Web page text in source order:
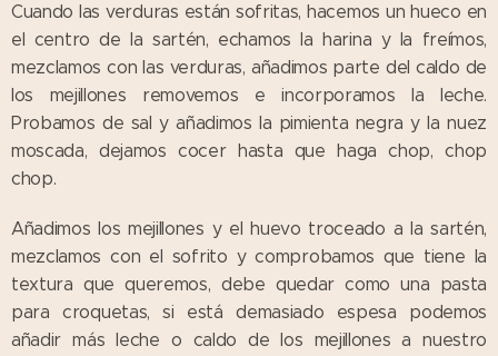
Cuando las verduras están sofritas, hacemos un hueco en
el centro de la sartén, echamos la harina y la freímos,
mezclamos con las verduras, añadimos parte del caldo de
los mejillones removemos e incorporamos la leche.
Probamos de sal y añadimos la pimienta negra y la nuez
moscada, dejamos cocer hasta que haga chop, chop
chop.
Añadimos los mejillones y el huevo troceado a la sartén,
mezclamos con el sofrito y comprobamos que tiene la
textura que queremos, debe quedar como una pasta
para croquetas, si está demasiado espesa podemos
añadir más leche o caldo de los mejillones a nuestro